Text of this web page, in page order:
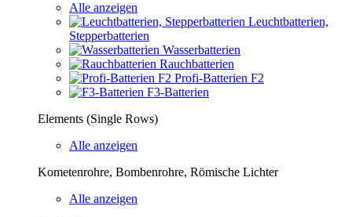
Alle anzeigen
Leuchtbatterien,
Stepperbatterien
Wasserbatterien
Rauchbatterien
Profi-Batterien F2
F3-Batterien
Elements (Single Rows)
Alle anzeigen
Kometenrohre, Bombenrohre, Römische Lichter
Alle anzeigen